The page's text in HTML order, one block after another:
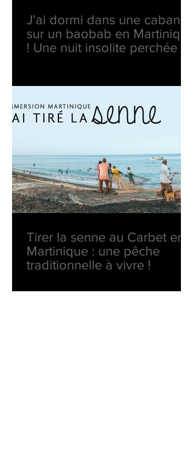
J’ai dormi dans une cabane
sur un baobab en Martinique
! Une nuit insolite perchée en
Tirer la senne au Carbet en
Martinique : une pêche
traditionnelle à vivre !